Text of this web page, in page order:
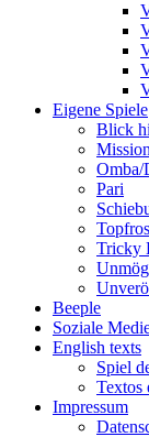
Eigene Spiele
Blick
Omba/
Pari
Tricky
Beeple
Soziale
English texts
Spiel
Textos
Impressum